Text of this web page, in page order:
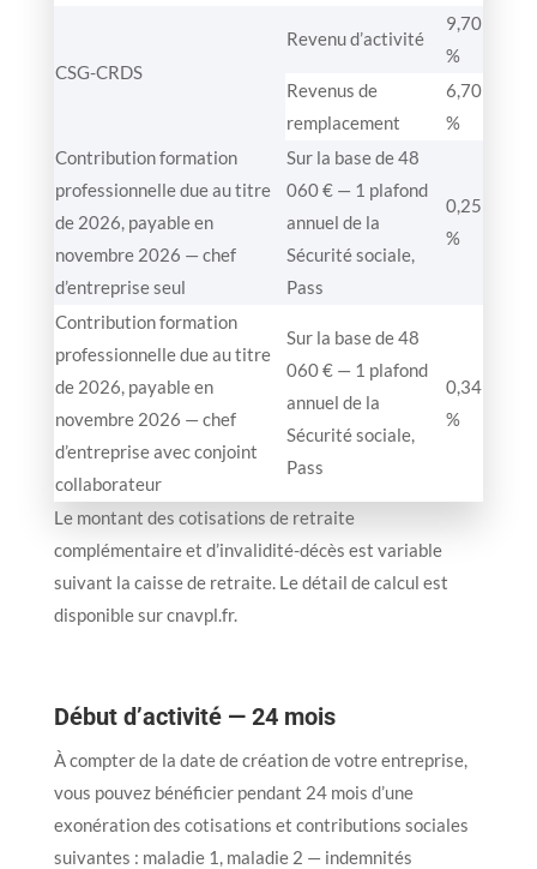
CSG-CRDS
Revenu d’activité
9,70
%
Revenus de
remplacement
6,70
%
Contribution formation
professionnelle due au titre
de 2026, payable en
novembre 2026 — chef
d’entreprise seul
Sur la base de 48
060 € — 1 plafond
annuel de la
Sécurité sociale,
Pass
0,25
%
Contribution formation
professionnelle due au titre
de 2026, payable en
novembre 2026 — chef
d’entreprise avec conjoint
collaborateur
Sur la base de 48
060 € — 1 plafond
annuel de la
Sécurité sociale,
Pass
0,34
%
Le montant des cotisations de retraite
complémentaire et d’invalidité-décès est variable
suivant la caisse de retraite. Le détail de calcul est
disponible sur cnavpl.fr.
Début d’activité — 24 mois
À compter de la date de création de votre entreprise,
vous pouvez bénéficier pendant 24 mois d’une
exonération des cotisations et contributions sociales
suivantes : maladie 1, maladie 2 — indemnités